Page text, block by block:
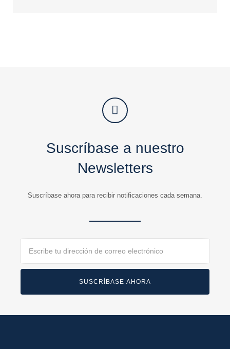
Suscríbase a nuestro
Newsletters
Suscríbase ahora para recibir notificaciones cada semana.
SUSCRÍBASE AHORA